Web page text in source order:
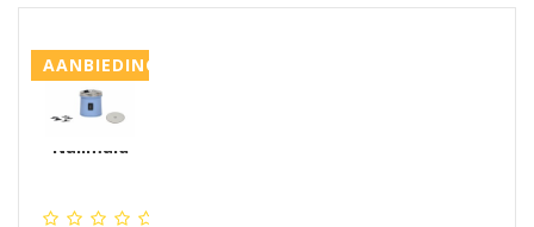
GERELATEERDE PRODUCTEN PRODUCTS
AANBIEDING
Nailmaid